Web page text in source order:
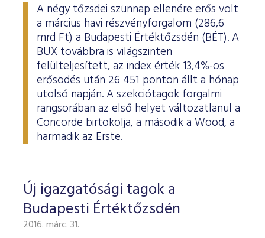
A négy tőzsdei szünnap ellenére erős volt
a március havi részvényforgalom (286,6
mrd Ft) a Budapesti Értéktőzsdén (BÉT). A
BUX továbbra is világszinten
felülteljesített, az index érték 13,4%-os
erősödés után 26 451 ponton állt a hónap
utolsó napján. A szekciótagok forgalmi
rangsorában az első helyet változatlanul a
Concorde birtokolja, a második a Wood, a
harmadik az Erste.
Új igazgatósági tagok a
Budapesti Értéktőzsdén
2016. márc. 31.